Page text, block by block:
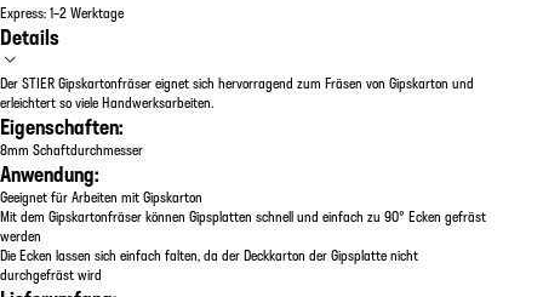
Express: 1–2 Werktage
Details
Der STIER Gipskartonfräser eignet sich hervorragend zum Fräsen von Gipskarton und
erleichtert so viele Handwerksarbeiten.
Eigenschaften:
8mm Schaftdurchmesser
Anwendung:
Geeignet für Arbeiten mit Gipskarton
Mit dem Gipskartonfräser können Gipsplatten schnell und einfach zu 90° Ecken gefräst
werden
Die Ecken lassen sich einfach falten, da der Deckkarton der Gipsplatte nicht
durchgefräst wird